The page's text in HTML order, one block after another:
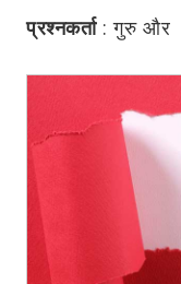
प्रश्नकर्ता: गुरुऔर